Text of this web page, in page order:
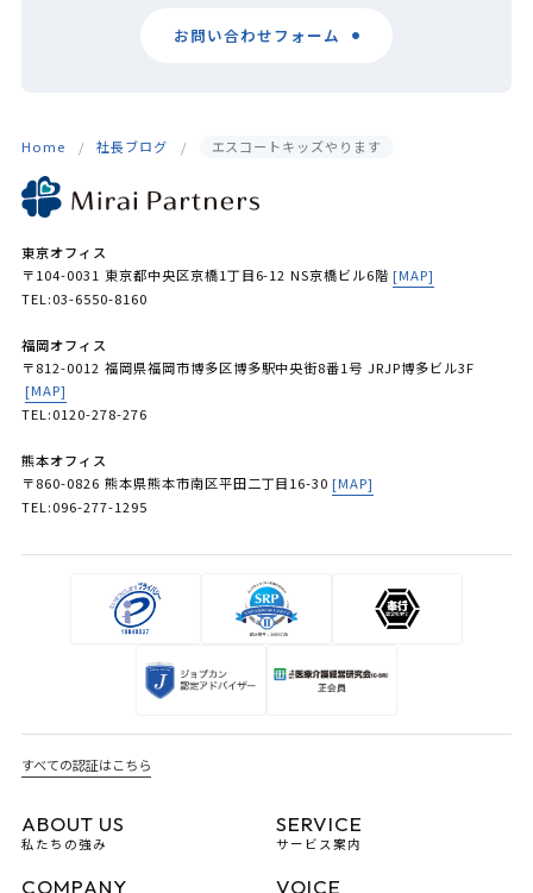
お問い合わせフォーム
Home 社長ブログ エスコートキッズやります
東京オフィス
〒104-0031 東京都中央区京橋1丁目6-12 NS京橋ビル6階 [MAP]
TEL:03-6550-8160
福岡オフィス
〒812-0012 福岡県福岡市博多区博多駅中央街8番1号 JRJP博多ビル3F
[MAP]
TEL:0120-278-276
熊本オフィス
〒860-0826 熊本県熊本市南区平田二丁目16-30 [MAP]
TEL:096-277-1295
すべての認証はこちら
ABOUT US
私たちの強み
SERVICE
サービス案内
COMPANY VOICE